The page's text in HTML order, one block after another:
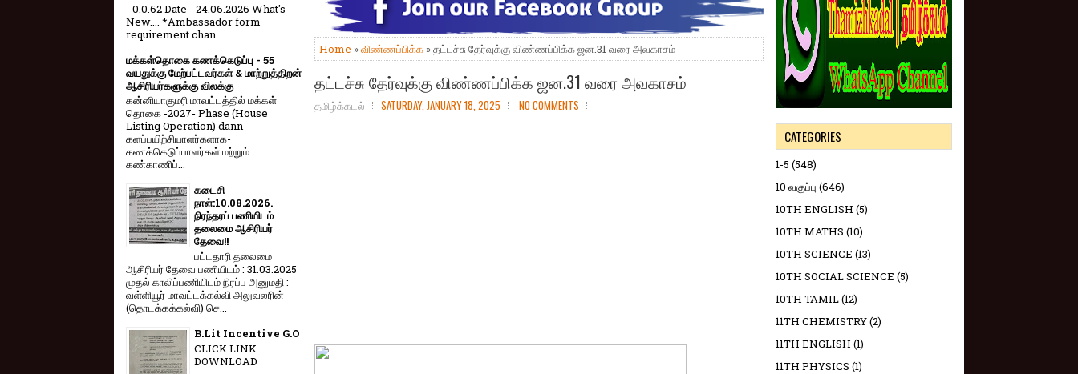
Home »விண்ணப்பிக்க » தட்டச்சு தேர்வுக்கு விண்ணப்பிக்க ஜன.31 வரை அவகாசம்
தட்டச்சு தேர்வுக்கு விண்ணப்பிக்க ஜன.31 வரை அவகாசம்
தமிழ்க்கடல் SATURDAY, JANUARY 18, 2025 NO COMMENTS
- 0.0.62 Date - 24.06.2026 What's
New.... *Ambassador form
requirement chan...
மக்கள்தொகை கணக்கெடுப்பு - 55
வயதுக்கு மேற்பட்டவர்கள் & மாற்றுத்திறன்
ஆசிரியர்களுக்கு விலக்கு
கன்னியாகுமரி மாவட்டத்தில் மக்கள்
தொகை -2027- Phase (House
Listing Operation) dann
களப்பயிற்சியாளர்களாக-
கணக்கெடுப்பாளர்கள் மற்றும்
கண்காணிப்...
கடைசி
நாள்:10.08.2026.
நிரந்தரப் பணியிடம்
தலைமை ஆசிரியர்
தேவை!!
பட்டதாரி தலைமை
ஆசிரியர் தேவை பணியிடம் : 31.03.2025
முதல் காலிப்பணியிடம் நிரப்ப அனுமதி :
வள்ளியூர் மாவட்டக்கல்வி அலுவலரின்
(தொடக்கக்கல்வி) செ...
B.Lit Incentive G.O
CLICK LINK
DOWNLOAD
CATEGORIES
1-5 (548)
10 வகுப்பு (646)
10TH ENGLISH (5)
10TH MATHS (10)
10TH SCIENCE (13)
10TH SOCIAL SCIENCE (5)
10TH TAMIL(12)
11TH CHEMISTRY(2)
11TH ENGLISH (1)
11TH PHYSICS (1)